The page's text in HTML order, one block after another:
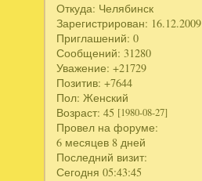
Откуда: Челябинск
Зарегистрирован: 16.12.2009
Приглашений: 0
Сообщений: 31280
Уважение: +21729
Позитив: +7644
Пол: Женский
Возраст: 45 [1980-08-27]
Провел на форуме:
6 месяцев 8 дней
Последний визит:
Сегодня 05:43:45